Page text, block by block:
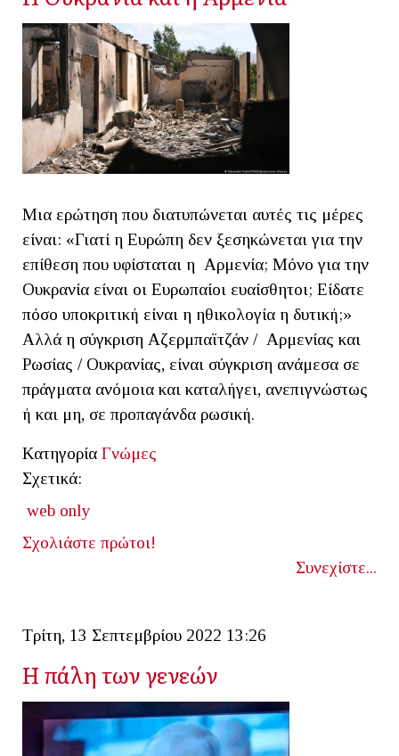
Μια ερώτηση που διατυπώνεται αυτές τις μέρες
είναι: «Γιατί η Ευρώπη δεν ξεσηκώνεται για την
επίθεση που υφίσταται η Αρμενία; Μόνο για την
Ουκρανία είναι οι Ευρωπαίοι ευαίσθητοι; Είδατε
πόσο υποκριτική είναι η ηθικολογία η δυτική;»
Αλλά η σύγκριση Αζερμπαϊτζάν / Αρμενίας και
Ρωσίας / Ουκρανίας, είναι σύγκριση ανάμεσα σε
πράγματα ανόμοια και καταλήγει, ανεπιγνώστως
ή και μη, σε προπαγάνδα ρωσική.
Κατηγορία Γνώμες
Σχετικά:
web only
Σχολιάστε πρώτοι!
Συνεχίστε...
Τρίτη, 13 Σεπτεμβρίου 2022 13:26
Η πάλη των γενεών